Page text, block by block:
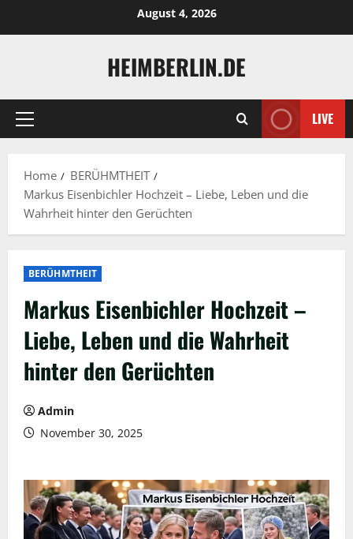
August 4, 2026
HEIMBERLIN.DE
Primary
LIVE
Home
BERÜHMTHEIT
Markus Eisenbichler Hochzeit – Liebe, Leben und die
Wahrheit hinter den Gerüchten
BERÜHMTHEIT
Markus Eisenbichler Hochzeit –
Liebe, Leben und die Wahrheit
hinter den Gerüchten
Admin
November 30, 2025